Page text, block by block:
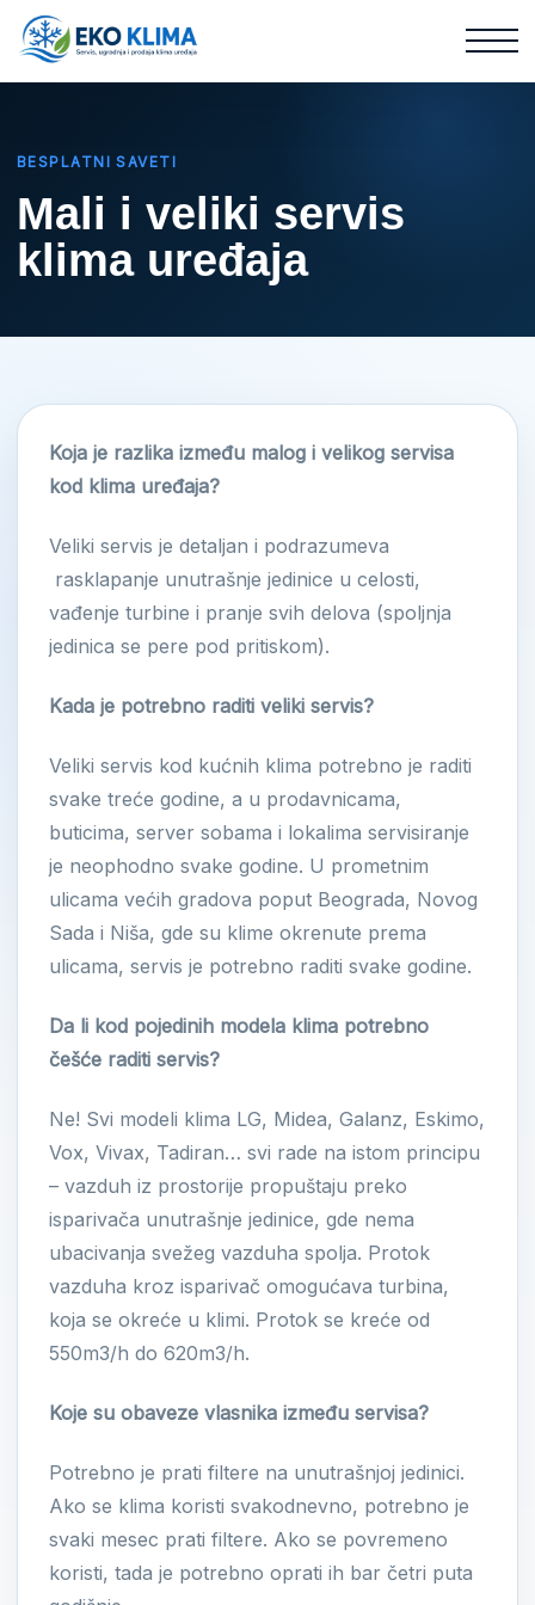
BESPLATNI SAVETI
Mali i veliki servis
klima uređaja
Koja je razlika između malog i velikog servisa
kod klima uređaja?
Veliki servis je detaljan i podrazumeva
rasklapanje unutrašnje jedinice u celosti,
vađenje turbine i pranje svih delova (spoljnja
jedinica se pere pod pritiskom).
Kada je potrebno raditi veliki servis?
Veliki servis kod kućnih klima potrebno je raditi
svake treće godine, a u prodavnicama,
buticima, server sobama i lokalima servisiranje
je neophodno svake godine. U prometnim
ulicama većih gradova poput Beograda, Novog
Sada i Niša, gde su klime okrenute prema
ulicama, servis je potrebno raditi svake godine.
Da li kod pojedinih modela klima potrebno
češće raditi servis?
Ne! Svi modeli klima LG, Midea, Galanz, Eskimo,
Vox, Vivax, Tadiran… svi rade na istom principu
– vazduh iz prostorije propuštaju preko
isparivača unutrašnje jedinice, gde nema
ubacivanja svežeg vazduha spolja. Protok
vazduha kroz isparivač omogućava turbina,
koja se okreće u klimi. Protok se kreće od
550m3/h do 620m3/h.
Koje su obaveze vlasnika između servisa?
Potrebno je prati filtere na unutrašnjoj jedinici.
Ako se klima koristi svakodnevno, potrebno je
svaki mesec prati filtere. Ako se povremeno
koristi, tada je potrebno oprati ih bar četri puta